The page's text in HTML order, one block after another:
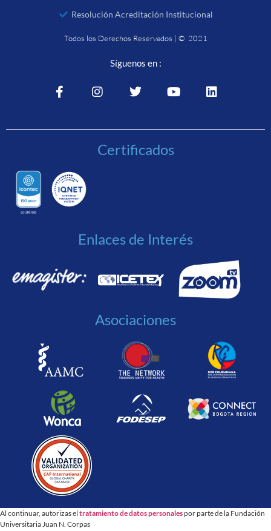
Resolución Acreditación Institucional
Todos los Derechos Reservados | © 2021
Síguenos en :
Certificados
Enlaces de Interés
Asociaciones
Al continuar, autorizas el tratamiento de datos personalespor parte de la Fundación
Universitaria Juan N. Corpas